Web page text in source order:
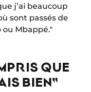
j’ai beaucoup
sont passés de
Mbappé."
QUE
BIEN"